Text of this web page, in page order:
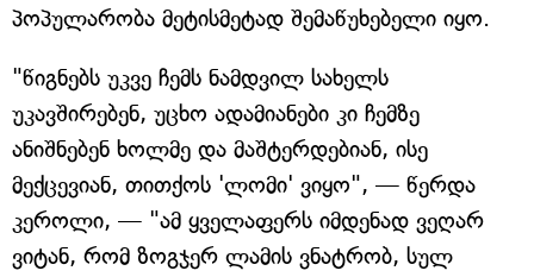
პოპულარობა მეტისმეტად შემაწუხებელი იყო.
"წიგნებს უკვე ჩემს ნამდვილ სახელს
უკავშირებენ, უცხო ადამიანები კი ჩემზე
ანიშნებენ ხოლმე და მაშტერდებიან, ისე
მექცევიან, თითქოს 'ლომი' ვიყო", — წერდა
კეროლი, — "ამ ყველაფერს იმდენად ვეღარ
ვიტან, რომ ზოგჯერ ლამის ვნატრობ, სულ